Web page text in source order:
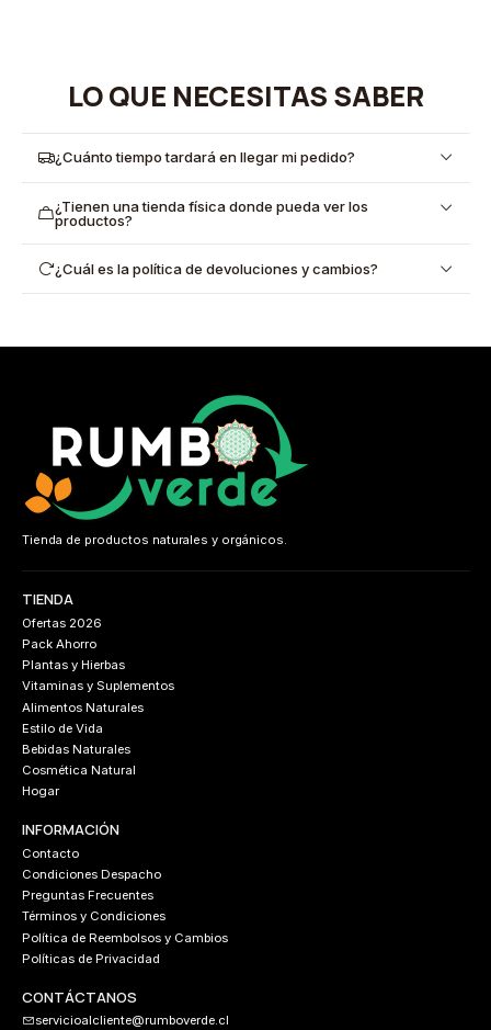
LO QUE NECESITAS SABER
¿Cuánto tiempo tardará en llegar mi pedido?
¿Tienen una tienda física donde pueda ver los
productos?
¿Cuál es la política de devoluciones y cambios?
Tienda de productos naturales y orgánicos.
TIENDA
Ofertas 2026
Pack Ahorro
Plantas y Hierbas
Vitaminas y Suplementos
Alimentos Naturales
Estilo de Vida
Bebidas Naturales
Cosmética Natural
Hogar
INFORMACIÓN
Contacto
Condiciones Despacho
Preguntas Frecuentes
Términos y Condiciones
Política de Reembolsos y Cambios
Políticas de Privacidad
CONTÁCTANOS
servicioalcliente@rumboverde.cl